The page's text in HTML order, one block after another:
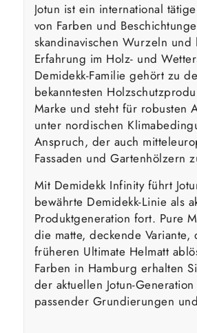
Jotun ist ein international
von Farben und
skandinavischen Wurzeln
Erfahrung im Holz- und
Demidekk-Familie gehört zu
bekanntesten
Marke und steht für robusten
unter nordischen
Anspruch, der auch
Fassaden und Gartenhölzern
Mit Demidekk Infinity führt
bewährte Demidekk-Linie als
Produktgeneration fort. Pure
die matte, deckende Variante,
früheren Ultimate Helmatt
Farben in Hamburg erhalten
der aktuellen Jotun-Generation
passender Grundierungen